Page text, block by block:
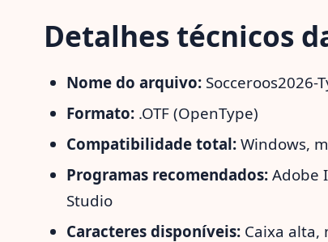
Detalhes técnicos
Nome do arquivo: Socceroos2026-
Formato: .OTF (OpenType)
Compatibilidade total: Windows,
Programas recomendados: Adobe
Studio
Caracteres disponíveis: Caixa alta,